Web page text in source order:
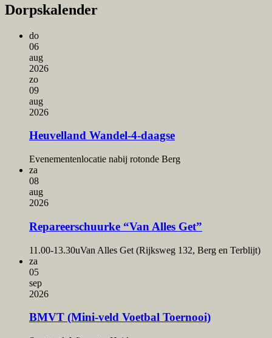
Dorpskalender
do
06
aug
2026
zo
09
aug
2026
Heuvelland Wandel-4-daagse
Evenementenlocatie nabij rotonde Berg
za
08
aug
2026
Repareerschuurke “Van Alles Get”
11.00-13.30uVan Alles Get (Rijksweg 132, Berg en Terblijt)
za
05
sep
2026
BMVT (Mini-veld Voetbal Toernooi)